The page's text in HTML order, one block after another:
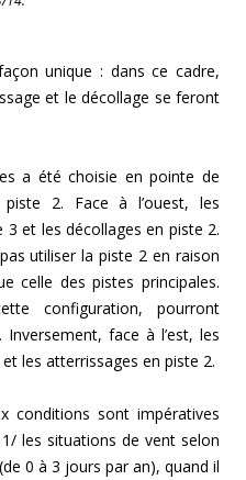
unique : dans ce cadre,
et le décollage se feront
a été choisie en pointe de
2. Face à l’ouest, les
et les décollages en piste 2.
utiliser la piste 2 en raison
celle des pistes principales.
configuration, pourront
face à l’est, les
les atterrissages en piste 2.
conditions sont impératives
les situations de vent selon
0 à 3 jours par an), quand il